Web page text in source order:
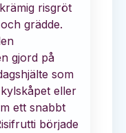
risgröt
grädde.
gjord på
som
eller
ett snabbt
började